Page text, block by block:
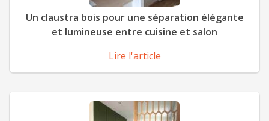
Un claustra bois pour une séparation élégante
et lumineuse entre cuisine et salon
Lire l'article